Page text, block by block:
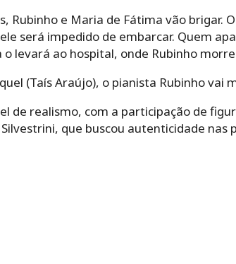
Rubinho e Maria de Fátima vão brigar.
será impedido de embarcar. Quem
levará ao hospital, onde Rubinho
(Taís Araújo), o pianista Rubinho vai
de realismo, com a participação de
que buscou autenticidade nas